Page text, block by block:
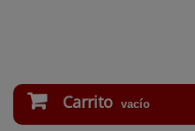
Carrito vacío